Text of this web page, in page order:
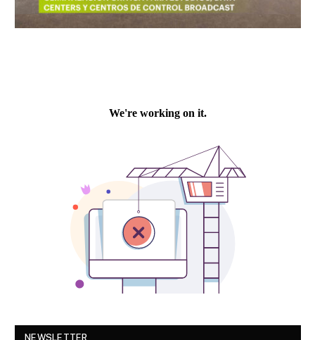
NEWSLETTER